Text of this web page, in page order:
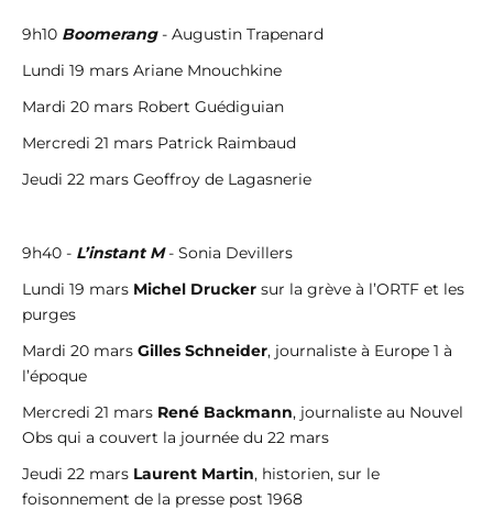
9h10 Boomerang- Augustin Trapenard
Lundi 19 mars Ariane Mnouchkine
Mardi 20 mars Robert Guédiguian
Mercredi 21 mars Patrick Raimbaud
Jeudi 22 mars Geoffroy de Lagasnerie
9h40 - L’instant M- Sonia Devillers
Lundi 19 mars Michel Drucker sur la grève à l’ORTF et les
purges
Mardi 20 mars Gilles Schneider, journaliste à Europe 1 à
l’époque
Mercredi 21 mars René Backmann, journaliste au Nouvel
Obs qui a couvert la journée du 22 mars
Jeudi 22 mars Laurent Martin, historien, sur le
foisonnement de la presse post 1968